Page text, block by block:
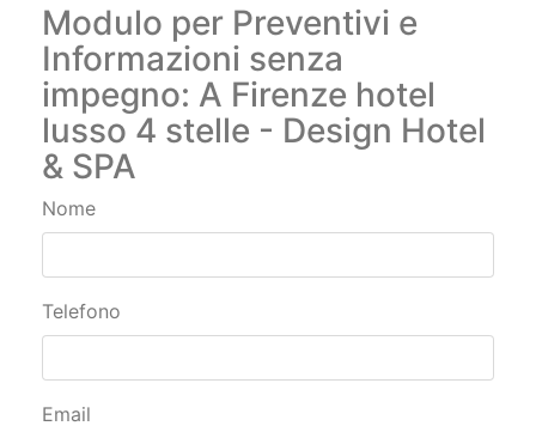
Modulo per Preventivi e
Informazioni senza
impegno: A Firenze hotel
lusso 4 stelle - Design Hotel
& SPA
Nome
Telefono
Email